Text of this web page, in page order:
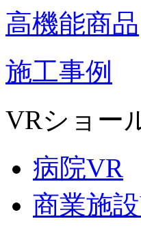
高機能商品
施工事例
VRショー
病院VR
商業施